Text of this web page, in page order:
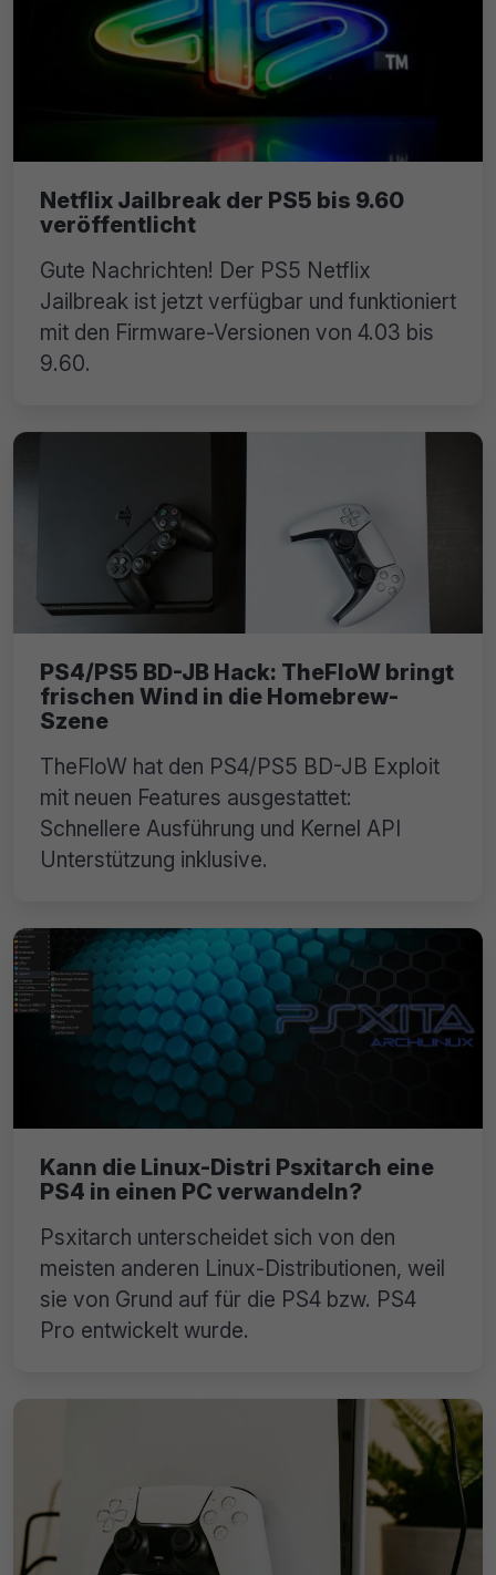
Netflix Jailbreak der PS5 bis 9.60
veröffentlicht
Gute Nachrichten! Der PS5 Netflix
Jailbreak ist jetzt verfügbar und funktioniert
mit den Firmware-Versionen von 4.03 bis
9.60.
PS4/PS5 BD-JB Hack: TheFloW bringt
frischen Wind in die Homebrew-
Szene
TheFloW hat den PS4/PS5 BD-JB Exploit
mit neuen Features ausgestattet:
Schnellere Ausführung und Kernel API
Unterstützung inklusive.
Kann die Linux-Distri Psxitarch eine
PS4 in einen PC verwandeln?
Psxitarch unterscheidet sich von den
meisten anderen Linux-Distributionen, weil
sie von Grund auf für die PS4 bzw. PS4
Pro entwickelt wurde.